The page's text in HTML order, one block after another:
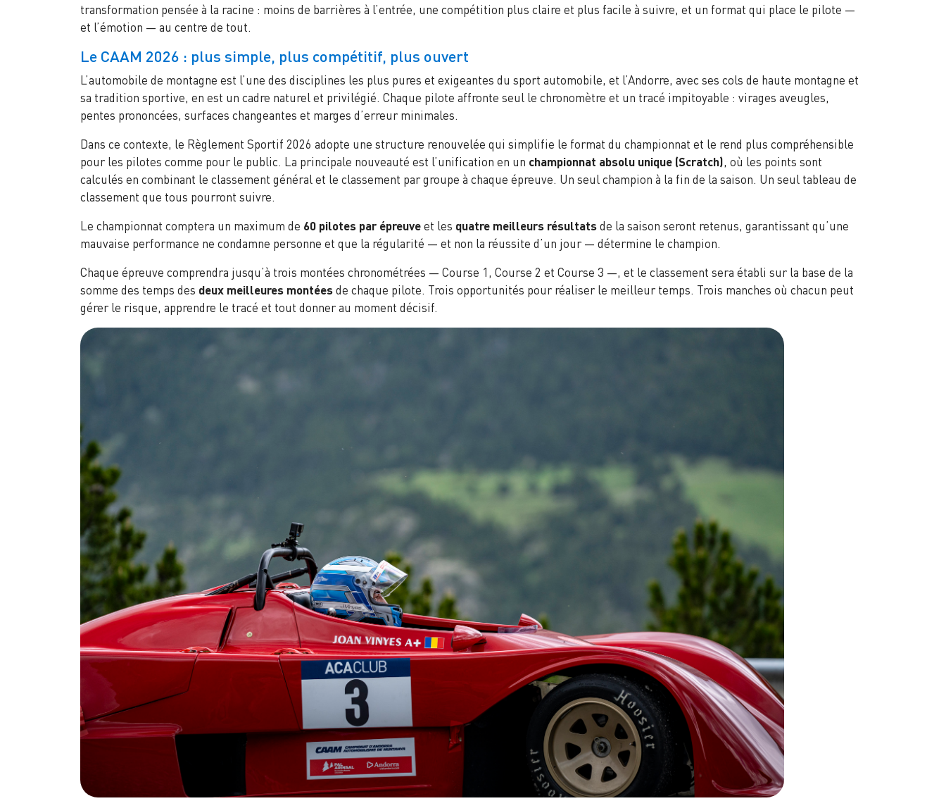
transformation pensée à la racine : moins de barrières à l’entrée, une compétition plus claire et plus facile à suivre, et un format qui place le pilote —
et l’émotion — au centre de tout.
Le CAAM 2026 : plus simple, plus compétitif, plus ouvert
L’automobile de montagne est l’une des disciplines les plus pures et exigeantes du sport automobile, et l’Andorre, avec ses cols de haute montagne et
sa tradition sportive, en est un cadre naturel et privilégié. Chaque pilote affronte seul le chronomètre et un tracé impitoyable : virages aveugles,
pentes prononcées, surfaces changeantes et marges d’erreur minimales.
Dans ce contexte, le Règlement Sportif 2026 adopte une structure renouvelée qui simplifie le format du championnat et le rend plus compréhensible
pour les pilotes comme pour le public. La principale nouveauté est l’unification en un championnat absolu unique (Scratch), où les points sont
calculés en combinant le classement général et le classement par groupe à chaque épreuve. Un seul champion à la fin de la saison. Un seul tableau de
classement que tous pourront suivre.
Le championnat comptera un maximum de 60 pilotes par épreuveet les quatre meilleurs résultatsde la saison seront retenus, garantissant qu’une
mauvaise performance ne condamne personne et que la régularité — et non la réussite d’un jour — détermine le champion.
Chaque épreuve comprendra jusqu’à trois montées chronométrées — Course 1, Course 2 et Course 3 —, et le classement sera établi sur la base de la
somme des temps des deux meilleures montéesde chaque pilote. Trois opportunités pour réaliser le meilleur temps. Trois manches où chacun peut
gérer le risque, apprendre le tracé et tout donner au moment décisif.